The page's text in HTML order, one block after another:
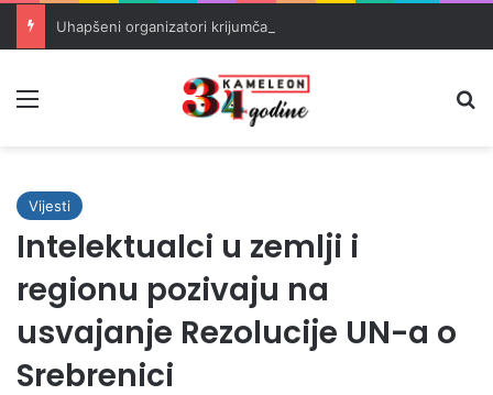
Vijesti
Intelektualci u zemlji i
regionu pozivaju na
usvajanje Rezolucije UN-a o
Srebrenici